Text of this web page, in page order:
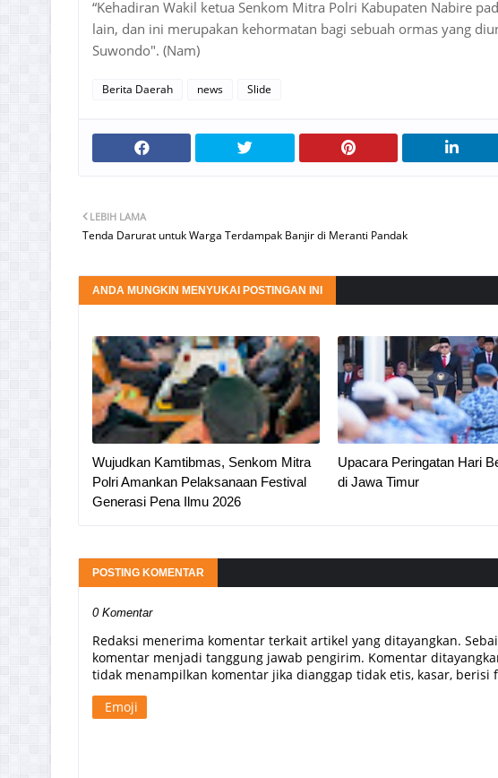
“Kehadiran Wakil ketua Senkom Mitra Polri Kabupaten Nabire
lain, dan ini merupakan kehormatan bagi sebuah ormas yang
Suwondo". (Nam)
Berita Daerah news Slide
LEBIH LAMA
Tenda Darurat untuk Warga Terdampak Banjir di Meranti Pandak
ANDA MUNGKIN MENYUKAI POSTINGAN INI
Wujudkan Kamtibmas, Senkom Mitra
Polri Amankan Pelaksanaan Festival
Generasi Pena Ilmu 2026
Upacara Peringatan Hari
di Jawa Timur
POSTING KOMENTAR
0 Komentar
Redaksi menerima komentar terkait artikel yang ditayangkan.
komentar menjadi tanggung jawab pengirim. Komentar
tidak menampilkan komentar jika dianggap tidak etis, kasar, berisi
Emoji